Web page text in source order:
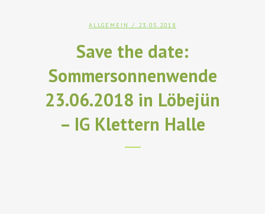
ALLGEMEIN / 23.05.2018
Save the date:
Sommersonnenwende
23.06.2018 in Löbejün
– IG Klettern Halle